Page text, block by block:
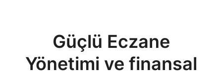
Güçlü Eczane
Yönetimi ve finansal